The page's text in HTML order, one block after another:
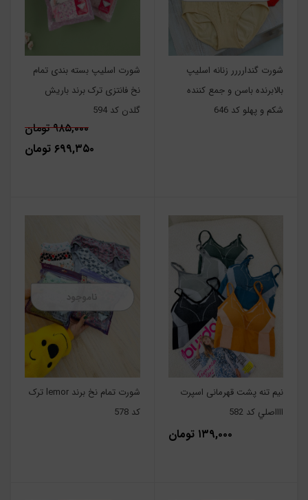
شورت گندارررر زنانه اسلیپ
بالابرنده باسن و جمع کننده
شکم و پهلو کد 646
شورت اسلیپ بسته بندی تمام
نخ فانتزی ترک برند باریش
گلدن کد 594
۹۸۵,۰۰۰ تومان
۶۹۹,۳۵۰ تومان
نیم تنه پشت قهرمانی اسپرت
ااااصلي کد 582
۱۳۹,۰۰۰ تومان
شورت تمام نخ برند lemor ترک
کد 578
ناموجود